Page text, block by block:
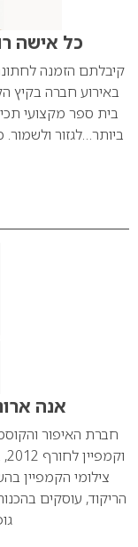
כל אישה
קיבלתם הזמנה
באירוע חברה בקיץ
בית ספר מקצועי
ביותר…לגזור
אנה
חברת האיפור
צילומי הקמפיין
הריקוד, עוסקים